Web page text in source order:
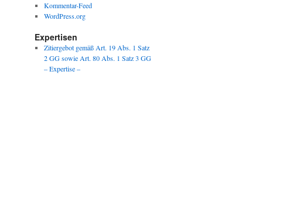
Kommentar-Feed
WordPress.org
Expertisen
Zitiergebot gemäß Art. 19 Abs. 1 Satz
2 GG sowie Art. 80 Abs. 1 Satz 3 GG
– Expertise –